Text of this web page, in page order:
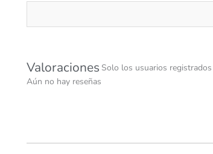
Valoraciones
Aún no hay reseñas
Solo los usuarios